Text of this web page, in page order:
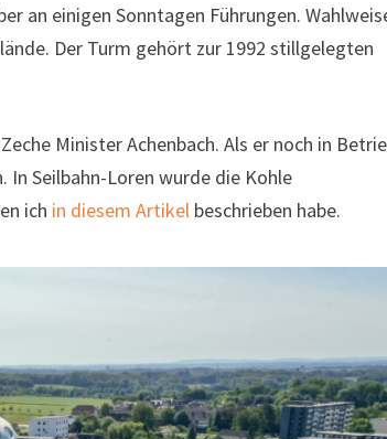
an einigen Sonntagen Führungen.
Der Turm gehört zur 1992 stillgelegten
Minister Achenbach. Als er noch in
Seilbahn-Loren wurde die Kohle
ich in diesem Artikel beschrieben habe.